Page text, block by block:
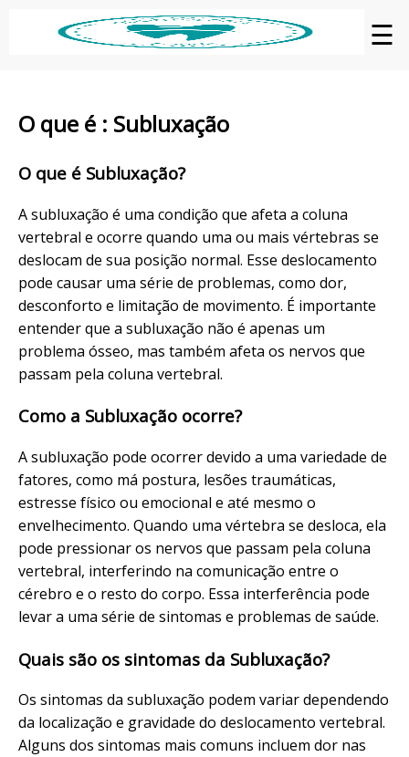
☰
O que é : Subluxação
O que é Subluxação?
A subluxação é uma condição que afeta a coluna
vertebral e ocorre quando uma ou mais vértebras se
deslocam de sua posição normal. Esse deslocamento
pode causar uma série de problemas, como dor,
desconforto e limitação de movimento. É importante
entender que a subluxação não é apenas um
problema ósseo, mas também afeta os nervos que
passam pela coluna vertebral.
Como a Subluxação ocorre?
A subluxação pode ocorrer devido a uma variedade de
fatores, como má postura, lesões traumáticas,
estresse físico ou emocional e até mesmo o
envelhecimento. Quando uma vértebra se desloca, ela
pode pressionar os nervos que passam pela coluna
vertebral, interferindo na comunicação entre o
cérebro e o resto do corpo. Essa interferência pode
levar a uma série de sintomas e problemas de saúde.
Quais são os sintomas da Subluxação?
Os sintomas da subluxação podem variar dependendo
da localização e gravidade do deslocamento vertebral.
Alguns dos sintomas mais comuns incluem dor nas